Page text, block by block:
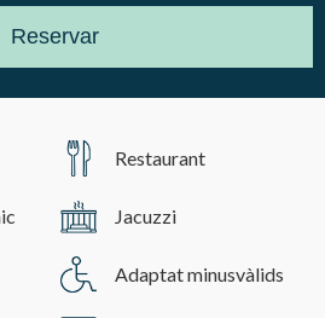
Reservar
Restaurant
Jacuzzi
Adaptat minusvàlids
per emmagatzemar
a elles, podem conèixer els